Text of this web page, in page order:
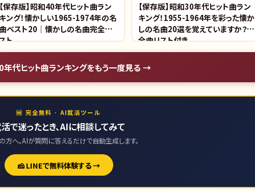
【保存版】昭和40年代ヒット曲ラン
キング！懐かしい1965-1974年の名
曲ベスト20｜懐かしの名曲完全リ
ト
【保存版】昭和30年代ヒット曲ラン
キング！1955-1964年を彩った懐か
しの名曲20選を覚えていますか？｜
全曲リスト付き
代ヒット曲ランキングをもう一度見る →
🆓 完全無料 · AI就活ツール
で迷ったとき、AIに相談してみて
方へ。AIが質問に答えるだけで自動生成します。
🧀 LINEで無料体験する →